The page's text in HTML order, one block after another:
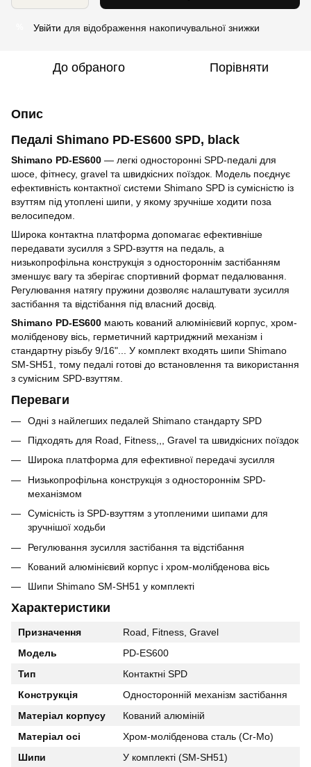
Увійти для відображення накопичувальної знижки
До обраного Порівняти
Опис
Педалі Shimano PD-ES600 SPD, black
Shimano PD-ES600 — легкі односторонні SPD-педалі для
шосе, фітнесу, gravel та швидкісних поїздок. Модель поєднує
ефективність контактної системи Shimano SPD із сумісністю із
взуттям під утоплені шипи, у якому зручніше ходити поза
велосипедом.
Широка контактна платформа допомагає ефективніше
передавати зусилля з SPD-взуття на педаль, а
низькопрофільна конструкція з одностороннім застібанням
зменшує вагу та зберігає спортивний формат педалювання.
Регулювання натягу пружини дозволяє налаштувати зусилля
застібання та відстібання під власний досвід.
Shimano PD-ES600 мають кований алюмінієвий корпус, хром-
молібденову вісь, герметичний картриджний механізм і
стандартну різьбу 9/16"... У комплект входять шипи Shimano
SM-SH51, тому педалі готові до встановлення та використання
з сумісним SPD-взуттям.
Переваги
Одні з найлегших педалей Shimano стандарту SPD
Підходять для Road, Fitness,,, Gravel та швидкісних поїздок
Широка платформа для ефективної передачі зусилля
Низькопрофільна конструкція з одностороннім SPD-
механізмом
Сумісність із SPD-взуттям з утопленими шипами для
зручнішої ходьби
Регулювання зусилля застібання та відстібання
Кований алюмінієвий корпус і хром-молібденова вісь
Шипи Shimano SM-SH51 у комплекті
Характеристики
Призначення
Road, Fitness, Gravel
Модель
PD-ES600
Тип
Контактні SPD
Конструкція
Односторонній механізм застібання
Матеріал корпусу
Кований алюміній
Матеріал осі
Хром-молібденова сталь (Cr-Mo)
Шипи
У комплекті (SM-SH51)